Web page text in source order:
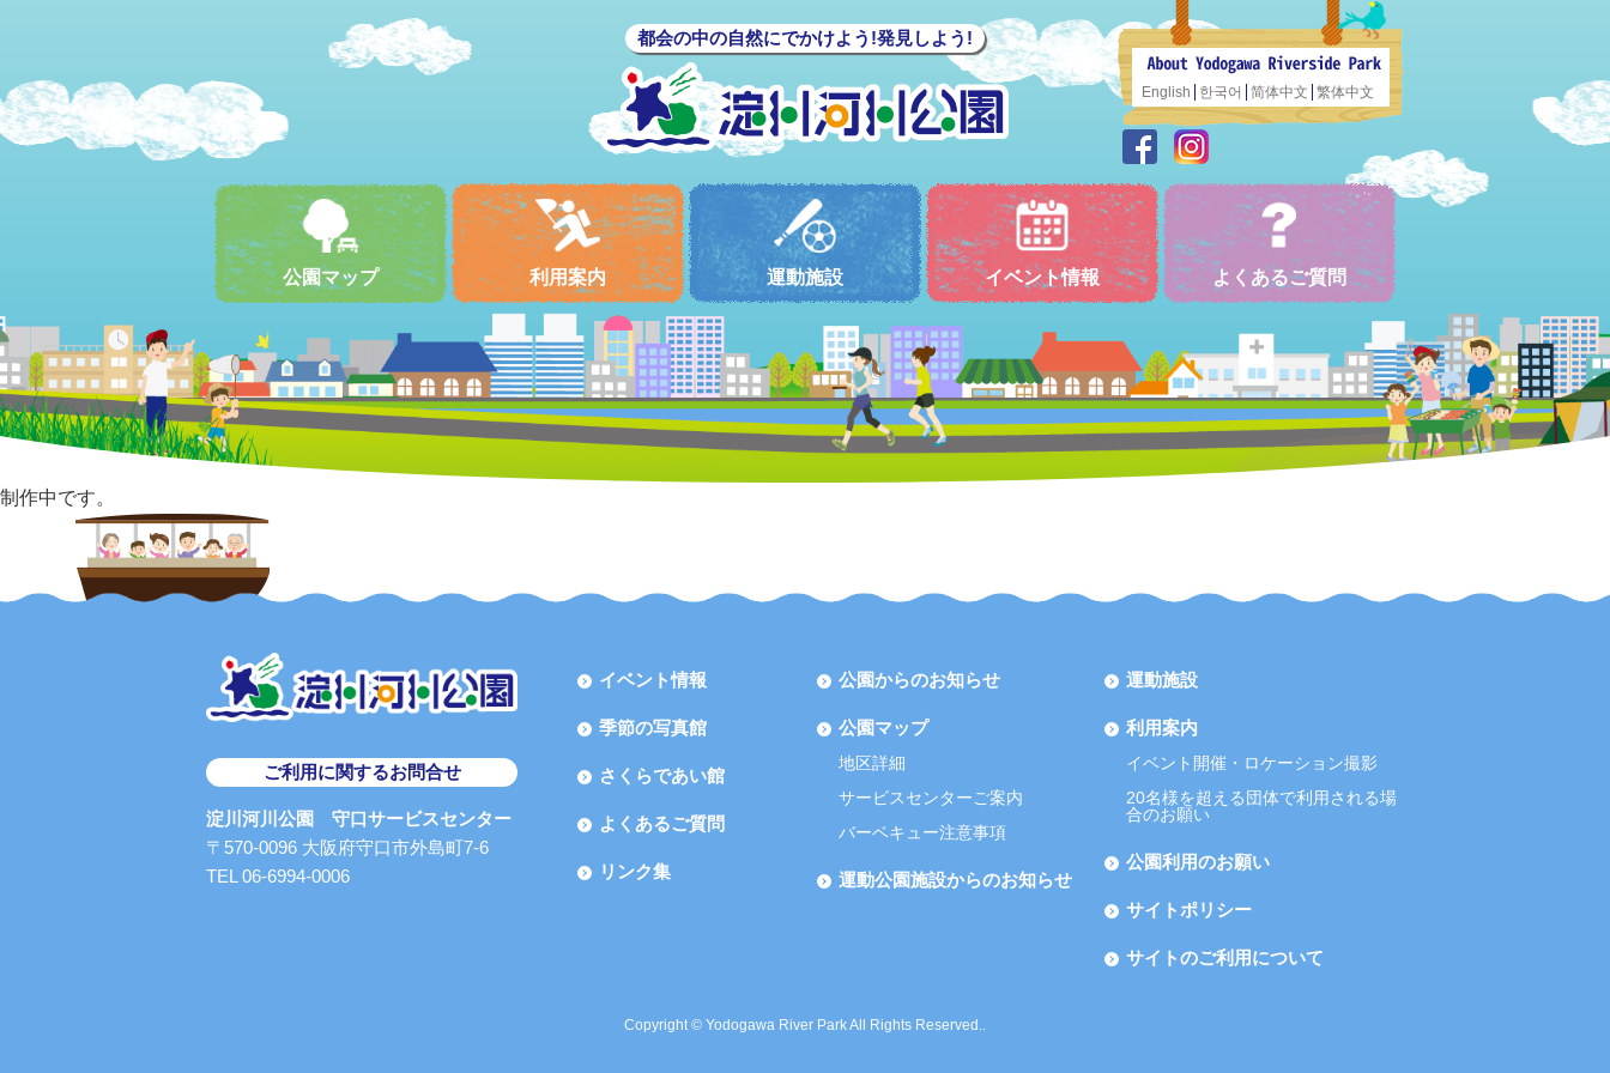
都会の中の自然にでかけよう!発見しよう!
English 한국어 简体中文 繁体中文
公園マップ 利用案内 運動施設 イベント情報 よくあるご質問
制作中です。
ご利用に関するお問合せ
淀川河川公園 守口サービスセンター
〒570-0096 大阪府守口市外島町7-6
TEL 06-6994-0006
イベント情報
季節の写真館
さくらであい館
よくあるご質問
リンク集
公園からのお知らせ
公園マップ
地区詳細
サービスセンターご案内
バーベキュー注意事項
運動公園施設からのお知らせ
運動施設
利用案内
イベント開催・ロケーション撮影
20名様を超える団体で利用される場
合のお願い
公園利用のお願い
サイトポリシー
サイトのご利用について
Copyright © Yodogawa River Park All Rights Reserved..